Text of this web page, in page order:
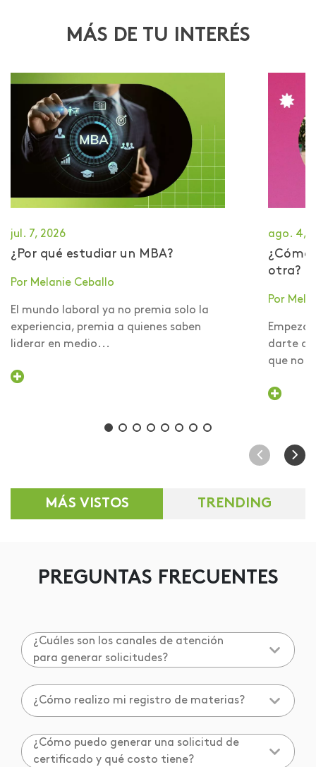
MÁS DE TU INTERÉS
jul. 7, 2026
¿Por qué estudiar un MBA?
Por Melanie Ceballo
El mundo laboral ya no premia solo la
experiencia, premia a quienes saben
liderar en medio...
ago. 4,
​¿Cómo
otra?
Por
darte
que no
MÁS VISTOS TRENDING
PREGUNTAS FRECUENTES
¿Cuáles son los canales de atención
para generar solicitudes?
¿Cómo realizo mi registro de materias?
¿Cómo puedo generar una solicitud de
certificado y qué costo tiene?